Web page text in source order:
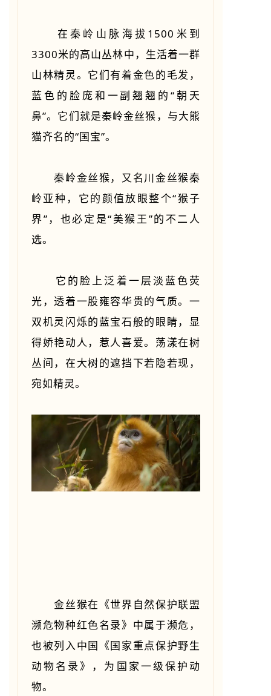
在秦岭山脉海拔1500米到
3300米的高山丛林中，生活着一群
山林精灵。它们有着金色的毛发，
蓝色的脸庞和一副翘翘的“朝天
鼻”。它们就是秦岭金丝猴，与大熊
猫齐名的“国宝”。
秦岭金丝猴，又名川金丝猴秦
岭亚种，它的颜值放眼整个“猴子
界”，也必定是“美猴王”的不二人
选。
它的脸上泛着一层淡蓝色荧
光，透着一股雍容华贵的气质。一
双机灵闪烁的蓝宝石般的眼睛，显
得娇艳动人，惹人喜爱。荡漾在树
丛间，在大树的遮挡下若隐若现，
宛如精灵。
金丝猴在《世界自然保护联盟
濒危物种红色名录》中属于濒危，
也被列入中国《国家重点保护野生
动物名录》，为国家一级保护动
物。